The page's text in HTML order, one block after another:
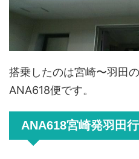
搭乗したのは宮崎〜羽田
ANA618便です。
ANA618宮崎発羽田